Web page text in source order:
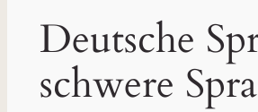
Deutsche
schwere